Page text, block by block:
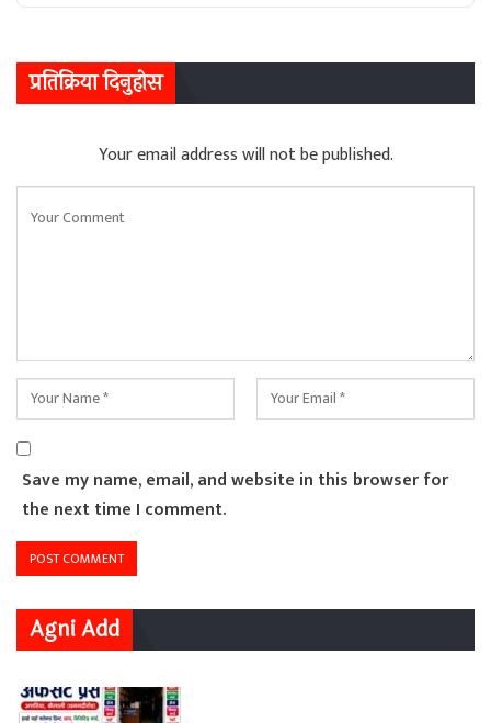
प्रतिक्रिया दिनुहोस
Your email address will not be published.
Save my name, email, and website in this browser for
the next time I comment.
Agni Add